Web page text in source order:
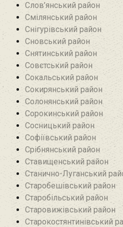
Слов’янський район
Смілянський район
Снігурівський район‎
Сновський район
Снятинський район
Совєтський район
Сокальський район
Сокирянський район
Солонянський район
Сорокинський район
Сосницький район
Софіївський район
Срібнянський район‎
Ставищенський район
Станично-Луганський
Старобешівський район‎
Старобільський район
Старовижівський район
Старокостянтинівський